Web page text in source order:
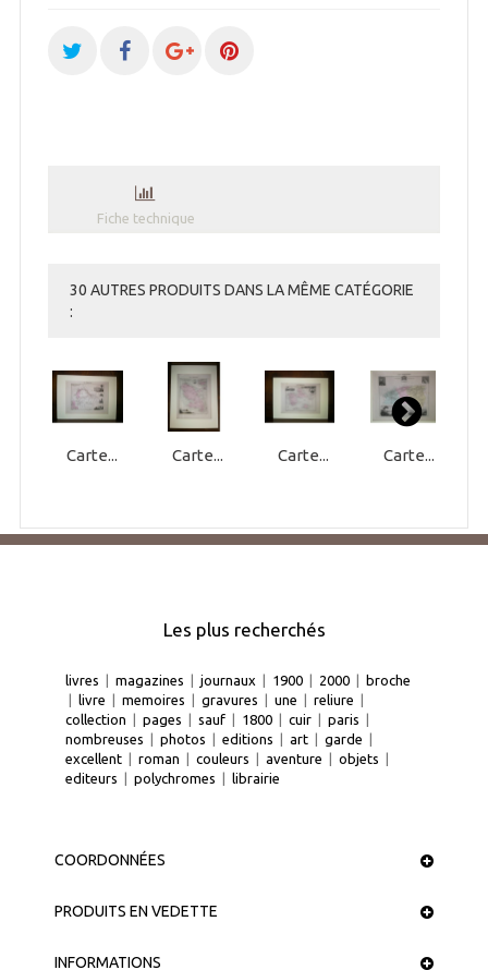
Fiche technique
30 AUTRES PRODUITS DANS LA MÊME CATÉGORIE
:
Carte... Carte... Carte... Carte...
Les plus recherchés
livres magazines journaux 1900 2000
broche
livre memoires gravures une reliure
collection
pages sauf 1800 cuir paris
nombreuses
photos editions art garde
excellent
roman couleurs aventure objets
editeurs
polychromes librairie
COORDONNÉES
PRODUITS EN VEDETTE
INFORMATIONS